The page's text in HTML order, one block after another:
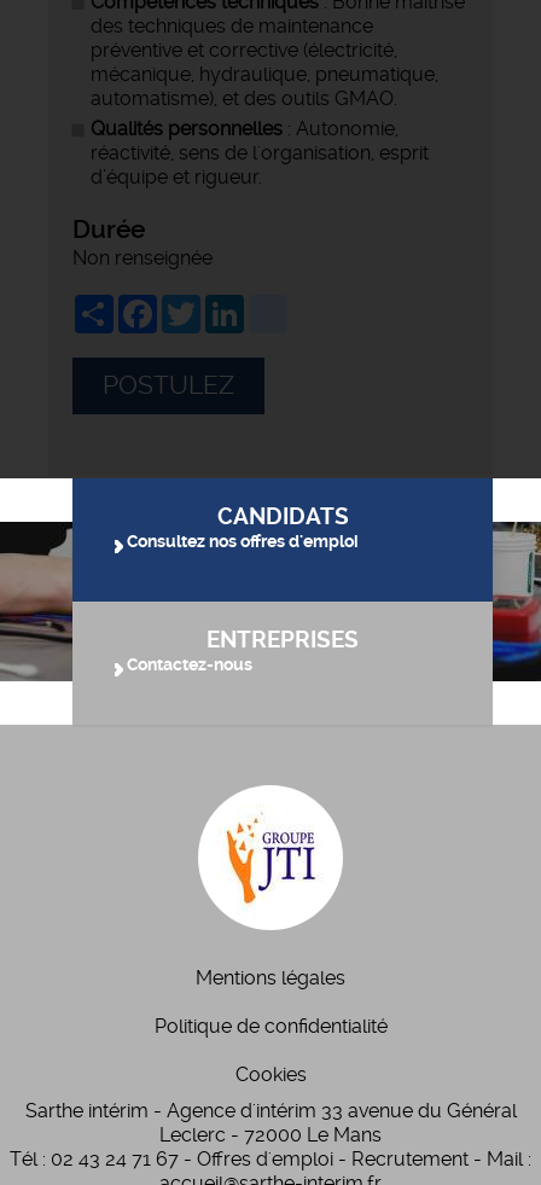
des techniques de maintenance
préventive et corrective (électricité,
mécanique, hydraulique, pneumatique,
automatisme), et des outils GMAO.
Qualités personnelles : Autonomie,
réactivité, sens de l'organisation, esprit
d’équipe et rigueur.
Durée
Non renseignée
ShareFacebook
Twitter
POSTULEZ
CANDIDATS
Consultez nos offres d'emploi
ENTREPRISES
Contactez-nous
Mentions légales
Politique de confidentialité
Cookies
Sarthe intérim - Agence d'intérim 33 avenue du Général
Leclerc - 72000 Le Mans
Tél : 02 43 24 71 67 - Offres d'emploi - Recrutement - Mail :